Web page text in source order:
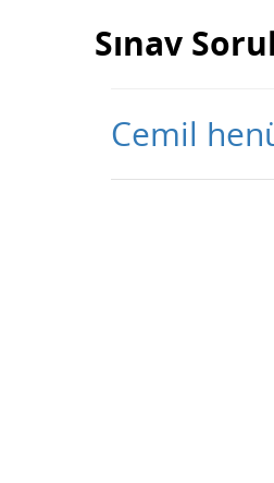
Sınav
Cemil